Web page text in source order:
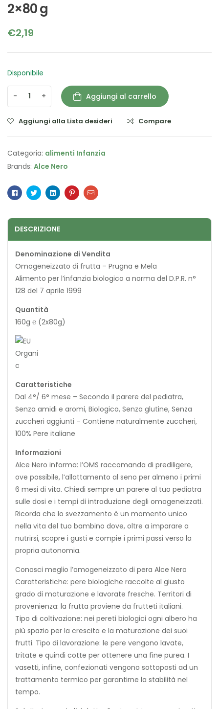
2×80 g
€2,19
Disponibile
- + Aggiungi al carrello
Aggiungi alla Lista desideri Compare
Categoria: alimenti Infanzia
Brands: Alce Nero
Facebook
TwitterLinkedinPinterestEmail
DESCRIZIONE
Denominazione di Vendita
Omogeneizzato di frutta – Prugna e Mela
Alimento per l’infanzia biologico a norma del D.P.R. n°
128 del 7 aprile 1999
Quantità
160g ℮ (2x80g)
Caratteristiche
Dal 4°/ 6° mese – Secondo il parere del pediatra,
Senza amidi e aromi, Biologico, Senza glutine, Senza
zuccheri aggiunti – Contiene naturalmente zuccheri,
100% Pere italiane
Informazioni
Alce Nero informa: l’OMS raccomanda di prediligere,
ove possibile, l’allattamento al seno per almeno i primi
6 mesi di vita. Chiedi sempre un parere al tuo pediatra
sulle dosi e i tempi di introduzione degli omogeneizzati.
Ricorda che lo svezzamento è un momento unico
nella vita del tuo bambino dove, oltre a imparare a
nutrirsi, scopre i gusti e compie i primi passi verso la
propria autonomia.
Conosci meglio l’omogeneizzato di pera Alce Nero
Caratteristiche: pere biologiche raccolte al giusto
grado di maturazione e lavorate fresche. Territori di
provenienza: la frutta proviene da frutteti italiani.
Tipo di coltivazione: nei pereti biologici ogni albero ha
più spazio per la crescita e la maturazione dei suoi
frutti. Tipo di lavorazione: le pere vengono lavate,
tritate e quindi cotte per ottenere una fine purea. I
vasetti, infine, confezionati vengono sottoposti ad un
trattamento termico per garantirne la stabilità nel
tempo.